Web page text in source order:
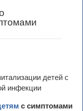
с симптомами